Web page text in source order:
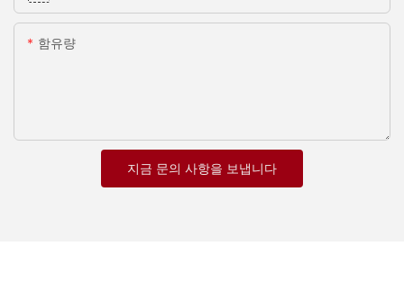
함유량
지금 문의 사항을 보냅니다